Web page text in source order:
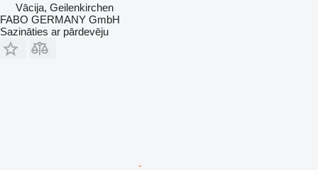
Vācija, Geilenkirchen
FABO GERMANY GmbH
Sazināties ar pārdevēju